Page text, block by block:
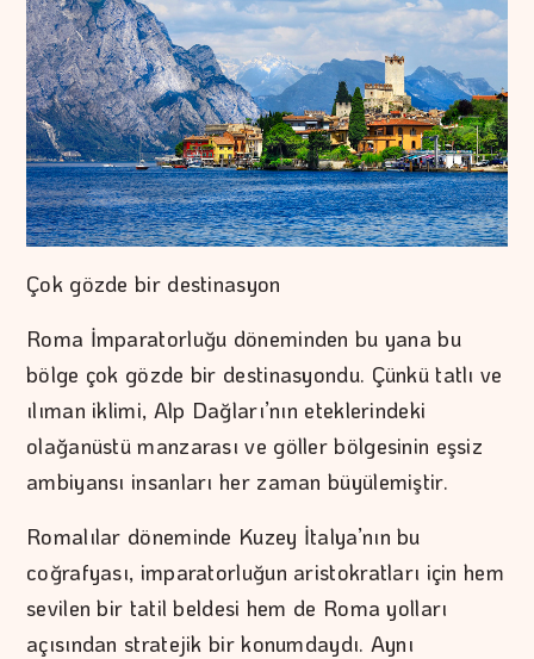
Çok gözde bir destinasyon
Roma İmparatorluğu döneminden bu yana bu
bölge çok gözde bir destinasyondu. Çünkü tatlı ve
ılıman iklimi, Alp Dağları’nın eteklerindeki
olağanüstü manzarası ve göller bölgesinin eşsiz
ambiyansı insanları her zaman büyülemiştir.
Romalılar döneminde Kuzey İtalya’nın bu
coğrafyası, imparatorluğun aristokratları için hem
sevilen bir tatil beldesi hem de Roma yolları
açısından stratejik bir konumdaydı. Aynı